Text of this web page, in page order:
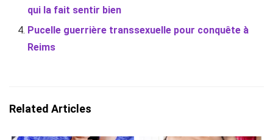
qui la fait sentir bien
Pucelle guerrière transsexuelle pour conquête à
Reims
Related Articles